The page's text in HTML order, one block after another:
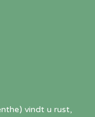
vindt u rust,